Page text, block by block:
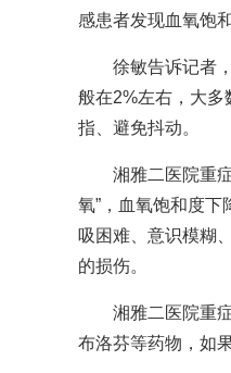
感患者发现血氧饱
徐敏告诉记者
般在2%左右，大多
指、避免抖动。
湘雅二医院重
氧”，血氧饱和度
吸困难、意识模糊
的损伤。
湘雅二医院重
布洛芬等药物，如